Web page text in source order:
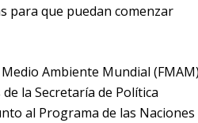
para que puedan comenzar
Ambiente Mundial
la Secretaría de Política
al Programa de las Naciones